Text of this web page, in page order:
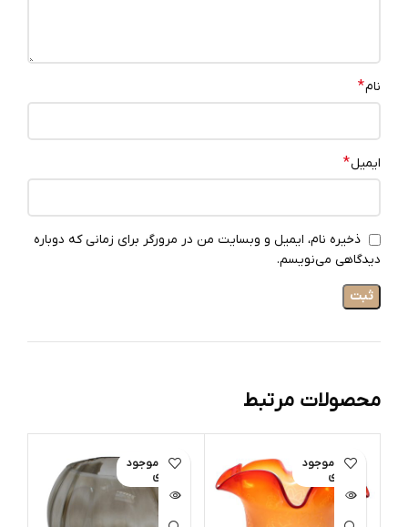
نام*
ایمیل*
ذخیره نام، ایمیل و وبسایت من در مرورگر برای زمانی که دوباره
دیدگاهی می‌نویسم.
محصولات مرتبط
اتمام موجود
ی
اتمام موجود
ی